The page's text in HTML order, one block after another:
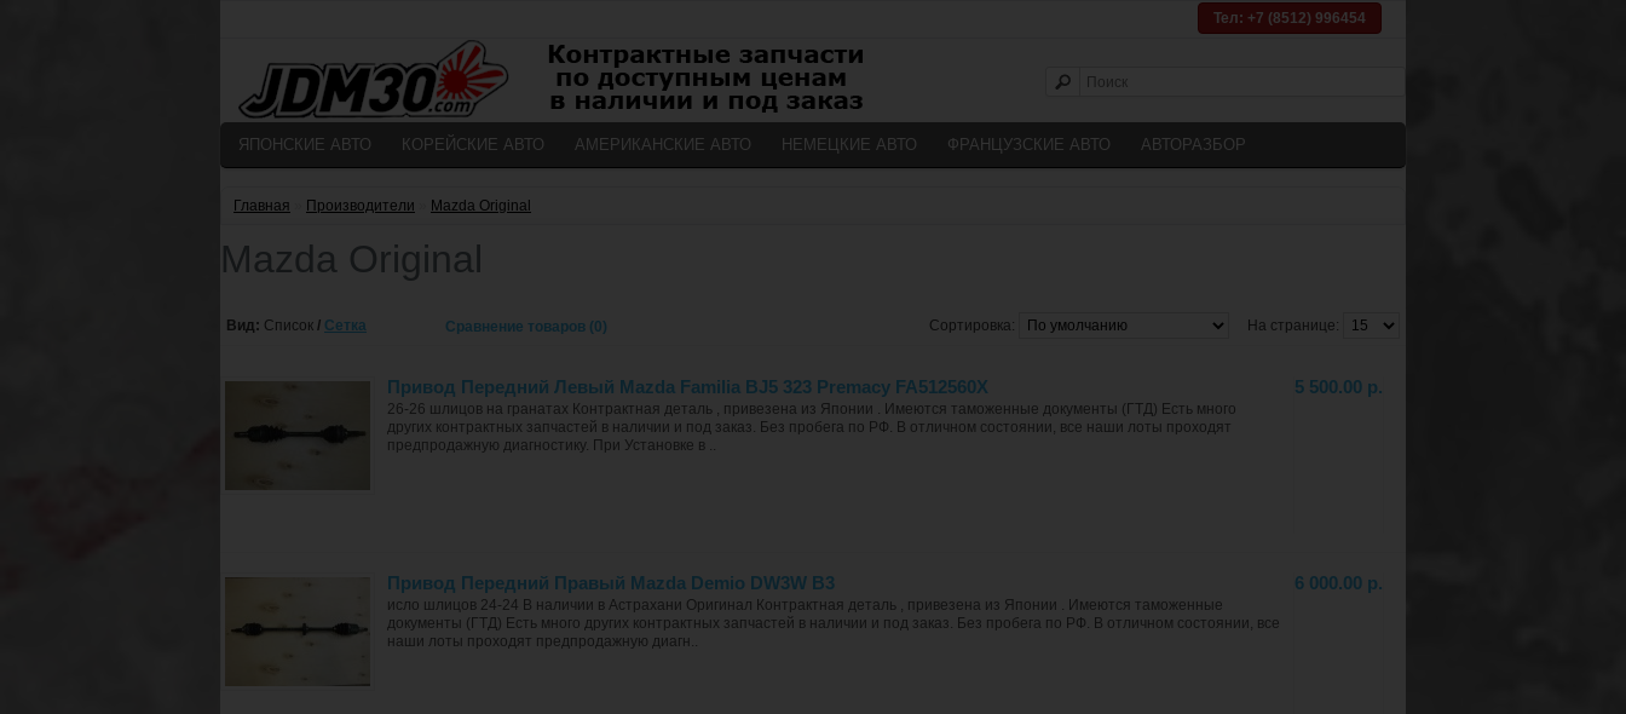
Тел: +7 (8512) 996454
ЯПОНСКИЕ АВТО КОРЕЙСКИЕ АВТО АМЕРИКАНСКИЕ АВТО НЕМЕЦКИЕ АВТО ФРАНЦУЗСКИЕ АВТО АВТОРАЗБОР
Главная Производители Mazda Original
Mazda Original
Вид: Список / Сетка На странице:
Сравнение товаров (0) Сортировка:
5 500.00 р.
Привод Передний Левый Mazda Familia BJ5 323 Premacy FA512560X
26-26 шлицов на гранатах Контрактная деталь , привезена из Японии . Имеются таможенные документы (ГТД) Есть много
других контрактных запчастей в наличии и под заказ. Без пробега по РФ. В отличном состоянии, все наши лоты проходят
предпродажную диагностику. При Установке в ..
6 000.00 р.
Привод Передний Правый Mazda Demio DW3W B3
исло шлицов 24-24 В наличии в Астрахани Оригинал Контрактная деталь , привезена из Японии . Имеются таможенные
документы (ГТД) Есть много других контрактных запчастей в наличии и под заказ. Без пробега по РФ. В отличном состоянии, все
наши лоты проходят предпродажную диагн..